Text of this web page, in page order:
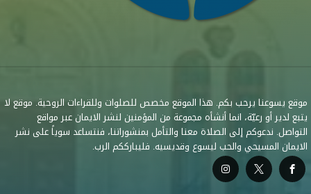
موقع يسوعنا يرحب بكم. هذا الموقع مخصص للصلوات وللقراءات الروحية. موقع لا
يتبع لدير أو رعيّة، انما أنشأه مجموعة من المؤمنين لنشر الايمان عبر مواقع
التواصل. ندعوكم إلى الصلاة معنا والتأمل بمنشوراتنا، فنتساعد سوياً على نشر
الايمان المسيحي والحب ليسوع وقديسيه. فليبارككم الرب.